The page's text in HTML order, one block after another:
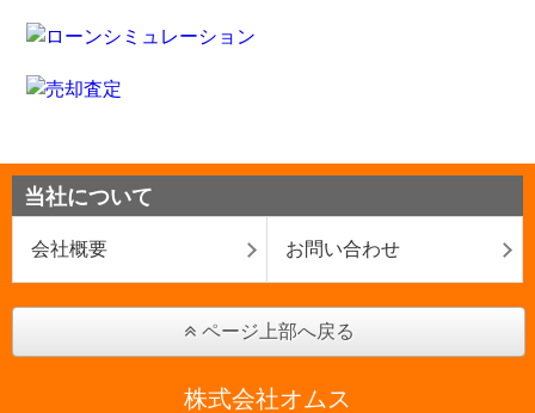
当社について
会社概要 お問い合わせ
ページ上部へ戻る
株式会社オムス